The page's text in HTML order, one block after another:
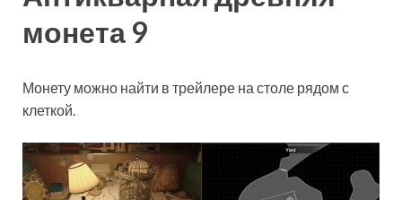
монета 9
Монету можно найти в трейлере на столе рядом с
клеткой.